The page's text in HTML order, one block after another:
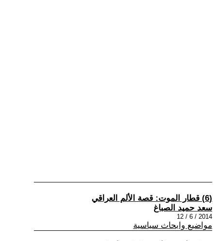
(6) قطار الموت: قصة الألم العراقي
سعد حميد الصباغ
2014 / 6 / 12
مواضيع وابحاث سياسية